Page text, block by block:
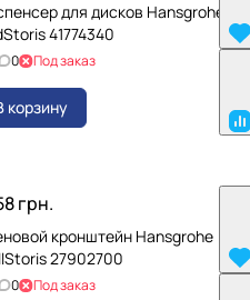
для дисков Hansgrohe
41774340
0 Под заказ
корзину
грн.
кронштейн Hansgrohe
27902700
0 Под заказ